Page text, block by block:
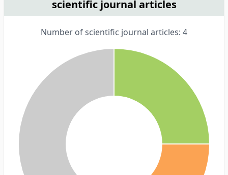
scientific journal articles
Number of scientific journal articles: 4